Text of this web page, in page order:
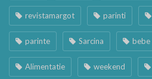
revistamargot parinti
parinte Sarcina bebe
Alimentatie weekend